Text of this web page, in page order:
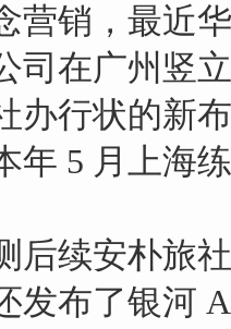
营销，最近
司在广州竖
办行状的新
年 5 月上海
后续安朴旅
发布了银河